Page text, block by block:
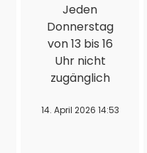
Jeden
Donnerstag
von 13 bis 16
Uhr nicht
zugänglich
14. April 2026 14:53